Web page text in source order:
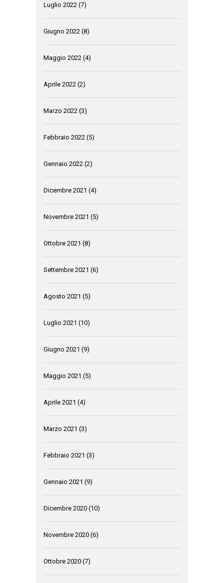
Luglio 2022 (7)
Giugno 2022 (8)
Maggio 2022 (4)
Aprile 2022 (2)
Marzo 2022 (3)
Febbraio 2022 (5)
Gennaio 2022 (2)
Dicembre 2021 (4)
Novembre 2021 (5)
Ottobre 2021 (8)
Settembre 2021 (6)
Agosto 2021 (5)
Luglio 2021 (10)
Giugno 2021 (9)
Maggio 2021 (5)
Aprile 2021 (4)
Marzo 2021 (3)
Febbraio 2021 (3)
Gennaio 2021 (9)
Dicembre 2020 (10)
Novembre 2020 (6)
Ottobre 2020 (7)